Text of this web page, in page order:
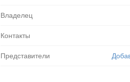
Владелец
Контакты
Представители